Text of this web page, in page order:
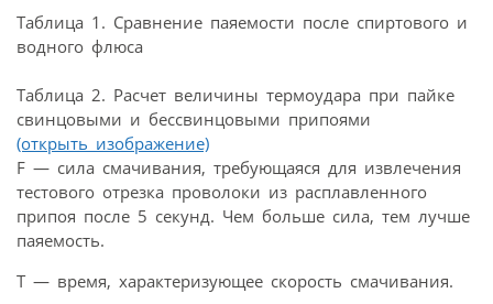
Таблица 1. Сравнение паяемости после спиртового и
водного флюса
Таблица 2. Расчет величины термоудара при пайке
свинцовыми и бессвинцовыми припоями
(открыть изображение)
F — сила смачивания, требующаяся для извлечения
тестового отрезка проволоки из расплавленного
припоя после 5 секунд. Чем больше сила, тем лучше
паяемость.
Т — время, характеризующее скорость смачивания.